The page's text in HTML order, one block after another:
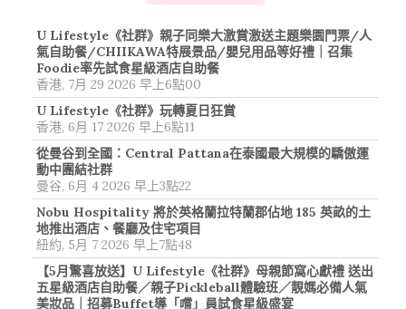
U Lifestyle《社群》親子同樂大激賞激送主題樂園門票/人
氣自助餐/CHIIKAWA特展景品/嬰兒用品等好禮｜召集
Foodie率先試食星級酒店自助餐
香港, 7月 29 2026 早上6點00
U Lifestyle《社群》玩轉夏日狂賞
香港, 6月 17 2026 早上6點11
從曼谷到全國：Central Pattana在泰國最大規模的驕傲運
動中團結社群
曼谷, 6月 4 2026 早上3點22
Nobu Hospitality 將於英格蘭拉特蘭郡佔地 185 英畝的土
地推出酒店、餐廳及住宅項目
紐約, 5月 7 2026 早上7點48
【5月驚喜放送】U Lifestyle《社群》母親節窩心獻禮 送出
五星級酒店自助餐／親子Pickleball體驗班／靚媽必備人氣
美妝品｜招募Buffet導「嚐」員試食星級盛宴